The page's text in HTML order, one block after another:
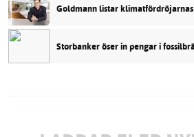
Goldmann listar
Storbanker öser in pengar i